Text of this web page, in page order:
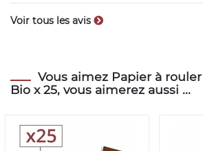
Voir tous les avis
Vous aimez Papier à
Bio x 25, vous aimerez aussi ...